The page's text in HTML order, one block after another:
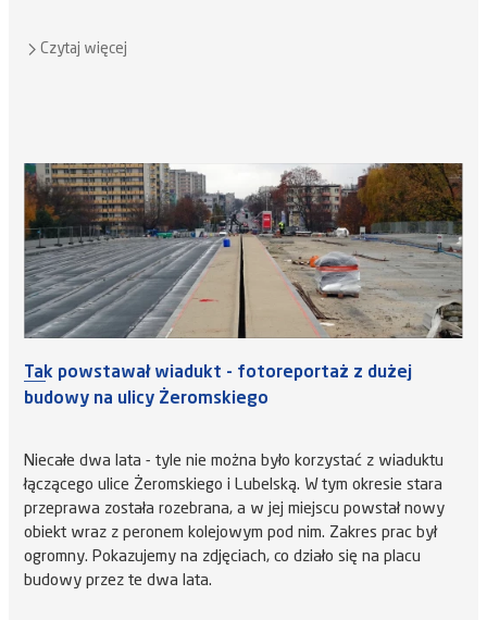
Czytaj więcej
Tak powstawał wiadukt - fotoreportaż z dużej
budowy na ulicy Żeromskiego
Niecałe dwa lata - tyle nie można było korzystać z wiaduktu
łączącego ulice Żeromskiego i Lubelską. W tym okresie stara
przeprawa została rozebrana, a w jej miejscu powstał nowy
obiekt wraz z peronem kolejowym pod nim. Zakres prac był
ogromny. Pokazujemy na zdjęciach, co działo się na placu
budowy przez te dwa lata.